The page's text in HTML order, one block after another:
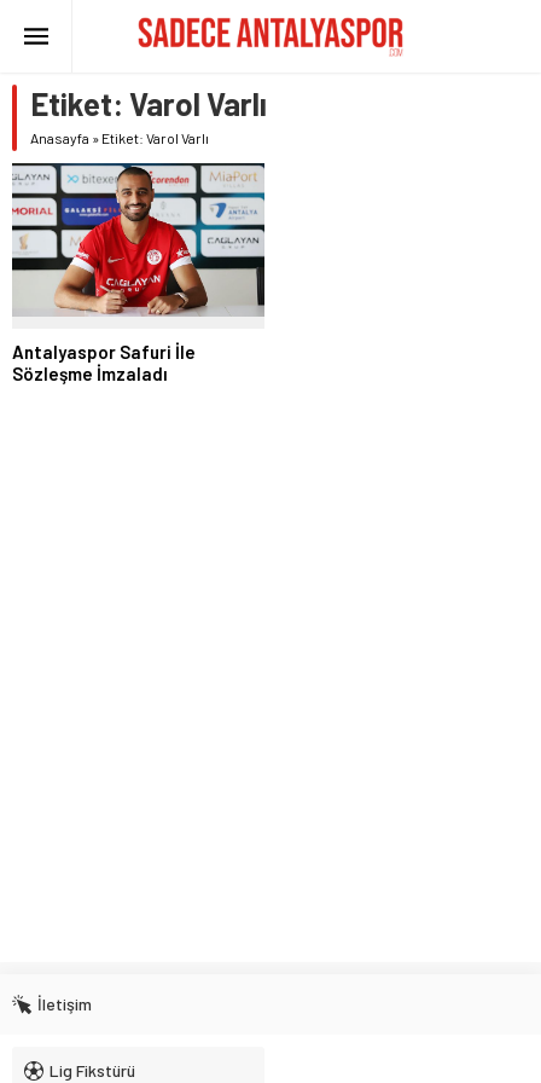
Etiket: Varol Varlı
Anasayfa » Etiket: Varol Varlı
Antalyaspor Safuri İle
Sözleşme İmzaladı
İletişim
Lig Fikstürü